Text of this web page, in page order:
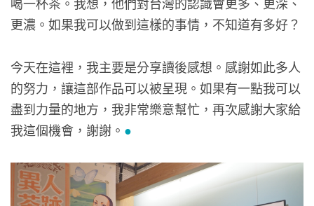
更濃。如果我可以做到這樣的事情，不知道有多好？
今天在這裡，我主要是分享讀後感想。感謝如此多人
的努力，讓這部作品可以被呈現。如果有一點我可以
盡到力量的地方，我非常樂意幫忙，再次感謝大家給
我這個機會，謝謝。 ●